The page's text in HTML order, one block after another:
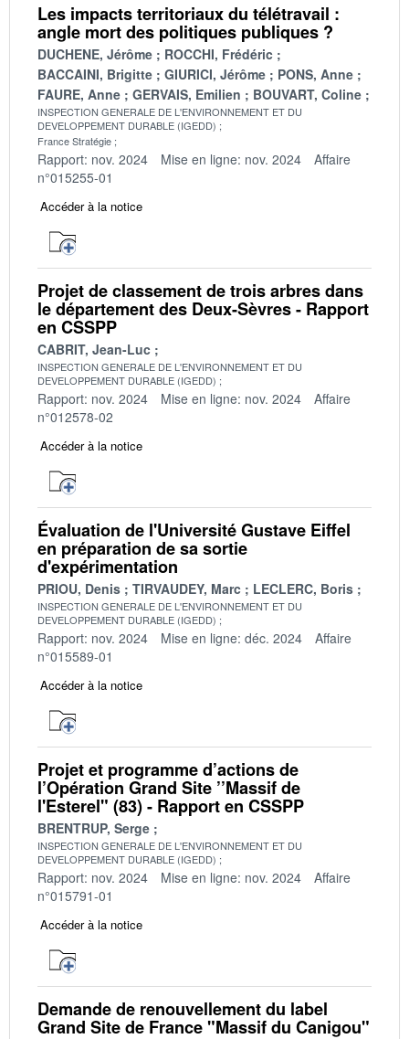
Les impacts territoriaux du télétravail :
angle mort des politiques publiques ?
DUCHENE, Jérôme
ROCCHI, Frédéric
BACCAINI, Brigitte
GIURICI, Jérôme
PONS, Anne
FAURE, Anne
GERVAIS, Emilien BOUVART, Coline
INSPECTION GENERALE DE L'ENVIRONNEMENT ET DU
DEVELOPPEMENT DURABLE (IGEDD)
France Stratégie
Rapport: nov. 2024 Mise en ligne: nov. 2024
Affaire
n°015255-01
Accéder à la notice
Projet de classement de trois arbres dans
le département des Deux-Sèvres - Rapport
en CSSPP
CABRIT, Jean-Luc
INSPECTION GENERALE DE L'ENVIRONNEMENT ET DU
DEVELOPPEMENT DURABLE (IGEDD)
Rapport: nov. 2024 Mise en ligne: nov. 2024
Affaire
n°012578-02
Accéder à la notice
Évaluation de l'Université Gustave Eiffel
en préparation de sa sortie
d'expérimentation
PRIOU, Denis TIRVAUDEY, Marc LECLERC, Boris
INSPECTION GENERALE DE L'ENVIRONNEMENT ET DU
DEVELOPPEMENT DURABLE (IGEDD)
Rapport: nov. 2024 Mise en ligne: déc. 2024
Affaire
n°015589-01
Accéder à la notice
Projet et programme d’actions de
l’Opération Grand Site ’’Massif de
l'Esterel" (83) - Rapport en CSSPP
BRENTRUP, Serge
INSPECTION GENERALE DE L'ENVIRONNEMENT ET DU
DEVELOPPEMENT DURABLE (IGEDD)
Rapport: nov. 2024 Mise en ligne: nov. 2024
Affaire
n°015791-01
Accéder à la notice
Demande de renouvellement du label
Grand Site de France "Massif du Canigou"